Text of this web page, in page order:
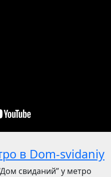
в Dom-svidaniy
свиданий” у метро